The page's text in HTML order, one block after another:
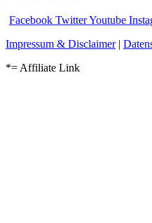
Facebook TwitterYoutube
Impressum & Disclaimer|
*= Affiliate Link